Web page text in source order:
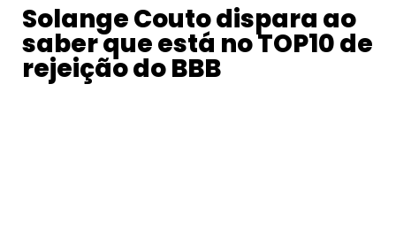
Solange Couto dispara ao
saber que está no TOP10 de
rejeição do BBB